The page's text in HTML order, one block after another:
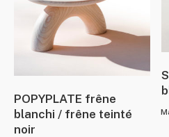
POPYPLATE frêne
blanchi / frêne teinté
noir